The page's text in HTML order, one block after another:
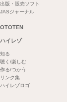
出版・販売ソフト
JASジャーナル
OTOTEN
ハイレゾ
知る
聴く/楽しむ
作る/つかう
リンク集
ハイレゾロゴ